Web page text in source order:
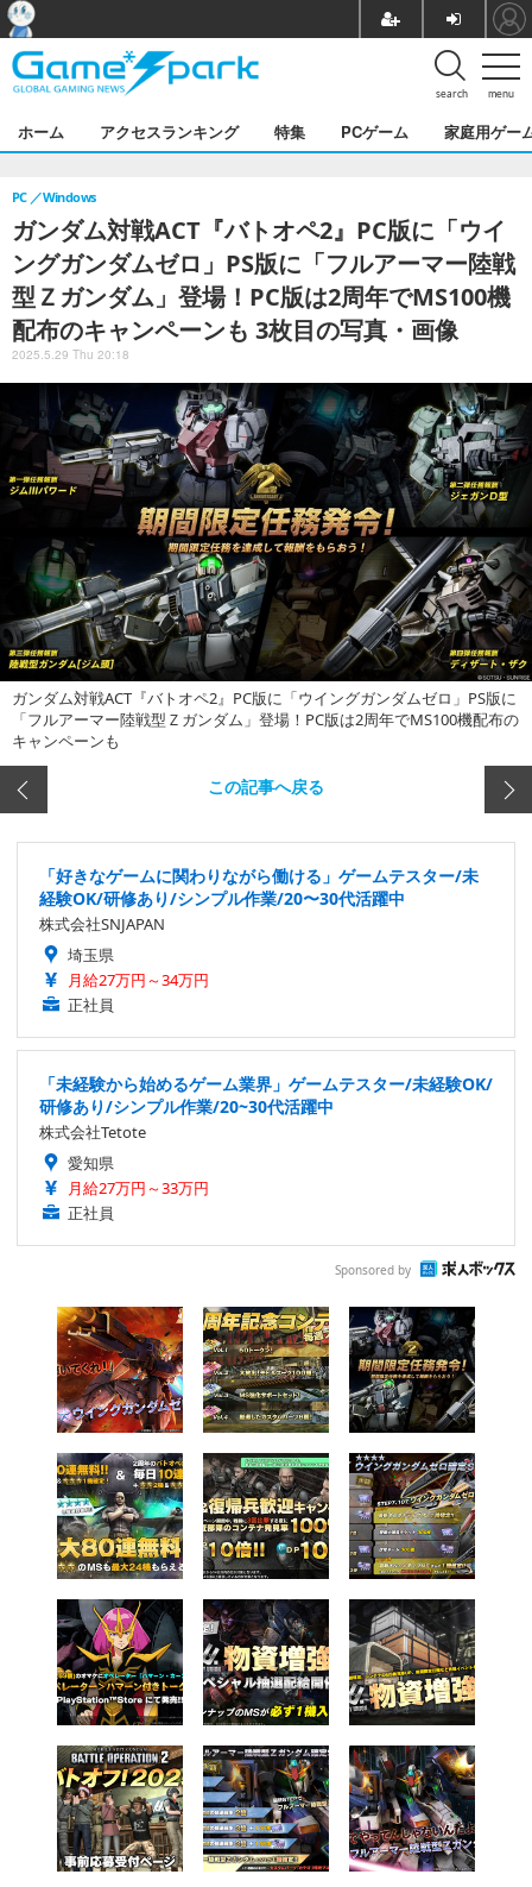
menu
search
ホーム アクセスランキング 特集 PCゲーム 家庭用ゲー
ガンダム対戦ACT『バトオペ2』PC版に「ウイ
ングガンダムゼロ」PS版に「フルアーマー陸戦
型Ｚガンダム」登場！PC版は2周年でMS100機
配布のキャンペーンも 3枚目の写真・画像
PC Windows
2025.5.29 Thu 20:18
ガンダム対戦ACT『バトオペ2』PC版に「ウイングガンダムゼロ」PS版に
「フルアーマー陸戦型Ｚガンダム」登場！PC版は2周年でMS100機配布の
キャンペーンも
この記事へ戻る
「好きなゲームに関わりながら働ける」ゲームテスター/未
経験OK/研修あり/シンプル作業/20〜30代活躍中
株式会社SNJAPAN
埼玉県
月給27万円～34万円
正社員
「未経験から始めるゲーム業界」ゲームテスター/未経験OK/
研修あり/シンプル作業/20~30代活躍中
株式会社Tetote
愛知県
月給27万円～33万円
正社員
Sponsored by